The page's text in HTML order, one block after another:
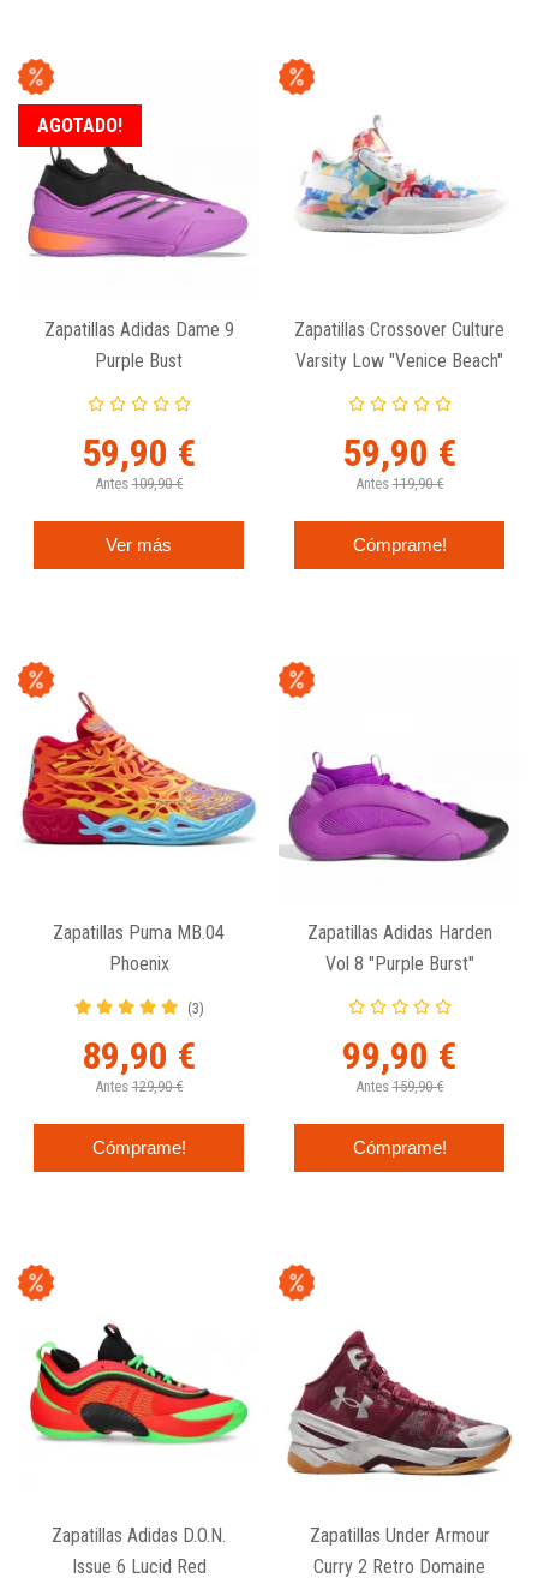
Zapatillas Adidas Dame 9
Purple Bust
59,90 €
Antes 109,90 €
Ver más
AGOTADO!
Zapatillas Crossover Culture
Varsity Low "Venice Beach"
59,90 €
Antes 119,90 €
Cómprame!
Zapatillas Puma MB.04
Phoenix
(3)
89,90 €
Antes 129,90 €
Cómprame!
Zapatillas Adidas Harden
Vol 8 "Purple Burst"
99,90 €
Antes 159,90 €
Cómprame!
Zapatillas Adidas D.O.N.
Issue 6 Lucid Red
Zapatillas Under Armour
Curry 2 Retro Domaine